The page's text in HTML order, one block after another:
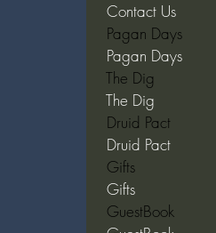
Contact Us
Pagan Days
Pagan Days
The Dig
The Dig
Druid Pact
Druid Pact
Gifts
Gifts
GuestBook